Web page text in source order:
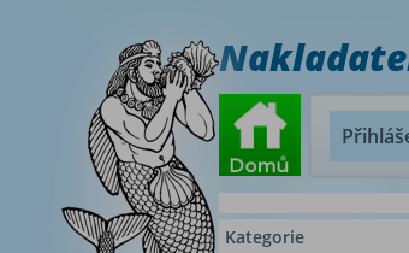
Kategorie